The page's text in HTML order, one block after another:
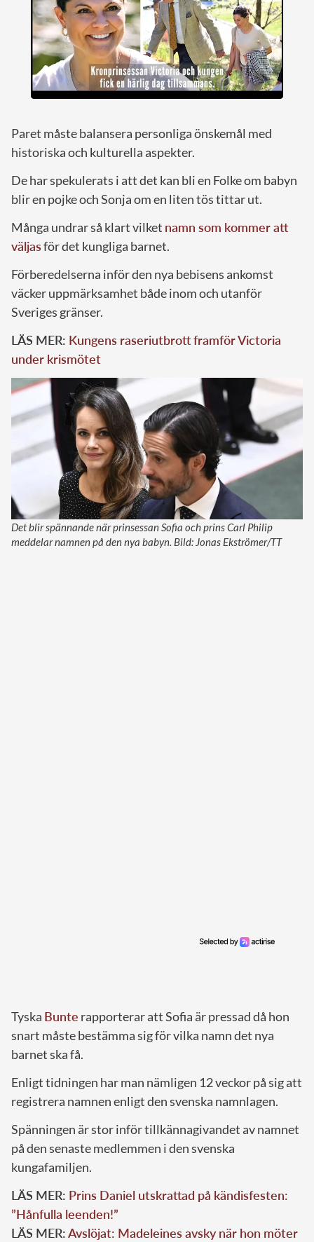
Paret måste balansera personliga önskemål med
historiska och kulturella aspekter.
De har spekulerats i att det kan bli en Folke om babyn
blir en pojke och Sonja om en liten tös tittar ut.
Många undrar så klart vilket namn som kommer att
väljasför det kungliga barnet.
Förberedelserna inför den nya bebisens ankomst
väcker uppmärksamhet både inom och utanför
Sveriges gränser.
LÄS MER: Kungens raseriutbrott framför Victoria
under krismötet
Det blir spännande när prinsessan Sofia och prins Carl Philip
meddelar namnen på den nya babyn. Bild: Jonas Ekströmer/TT
Tyska Bunte rapporterar att Sofia är pressad då hon
snart måste bestämma sig för vilka namn det nya
barnet ska få.
Enligt tidningen har man nämligen 12 veckor på sig att
registrera namnen enligt den svenska namnlagen.
Spänningen är stor inför tillkännagivandet av namnet
på den senaste medlemmen i den svenska
kungafamiljen.
LÄS MER: Prins Daniel utskrattad på kändisfesten:
”Hånfulla leenden!”
LÄS MER:Avslöjat: Madeleines avsky när hon möter